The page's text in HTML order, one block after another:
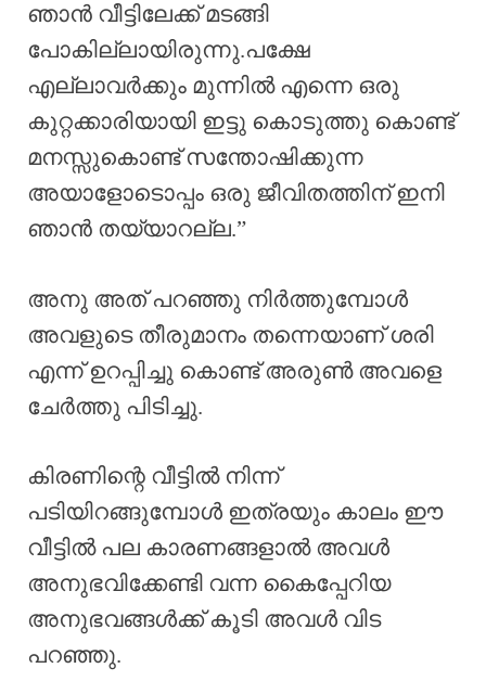
ഞാൻ വീട്ടിലേക്ക് മടങ്ങി
പോകില്ലായിരുന്നു.പക്ഷേ
എല്ലാവർക്കും മുന്നിൽ എന്നെ ഒരു
കുറ്റക്കാരിയായി ഇട്ടു കൊടുത്തു കൊണ്ട്
മനസ്സുകൊണ്ട് സന്തോഷിക്കുന്ന
അയാളോടൊപ്പം ഒരു ജീവിതത്തിന് ഇനി
ഞാൻ തയ്യാറല്ല.”
അനു അത് പറഞ്ഞു നിർത്തുമ്പോൾ
അവളുടെ തീരുമാനം തന്നെയാണ് ശരി
എന്ന് ഉറപ്പിച്ചു കൊണ്ട് അരുൺ അവളെ
ചേർത്തു പിടിച്ചു.
കിരണിന്റെ വീട്ടിൽ നിന്ന്
പടിയിറങ്ങുമ്പോൾ ഇത്രയും കാലം ഈ
വീട്ടിൽ പല കാരണങ്ങളാൽ അവൾ
അനുഭവിക്കേണ്ടി വന്ന കൈപ്പേറിയ
അനുഭവങ്ങൾക്ക് കൂടി അവൾ വിട
പറഞ്ഞു.